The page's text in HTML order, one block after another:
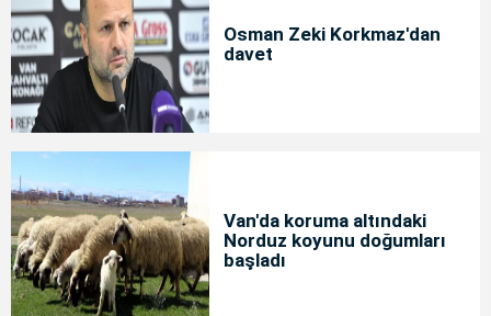
Osman Zeki Korkmaz'dan
davet
Van'da koruma altındaki
Norduz koyunu doğumları
başladı